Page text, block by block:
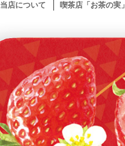
当店について 喫茶店「お茶の実」